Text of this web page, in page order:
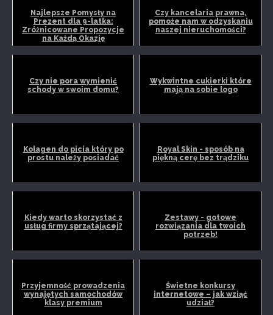
Najlepsze Pomysły na
Prezent dla 9-latka:
Zróżnicowane Propozycje
na Każdą Okazję
Czy kancelaria prawna,
pomoże nam w odzyskaniu
naszej nieruchomości?
Czy nie pora wymienić
schody w swoim domu?
Wykwintne cukierki które
mają na sobie logo
Kolagen do picia który po
prostu należy posiadać
Royal Skin - sposób na
piękną cerę bez trądziku
Kiedy warto skorzystać z
usług firmy sprzątającej?
Zestawy - gotowe
rozwiązania dla twoich
potrzeb!
Przyjemność prowadzenia
wynajętych samochodów
klasy premium
Świetne konkursy
internetowe – jak wziąć
udział?